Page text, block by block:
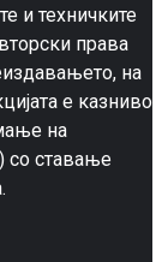
и техничките
права
на
е казниво
на
со ставање